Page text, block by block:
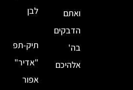
ואתם
הדבקים
בה'
אלהיכם
לבן
תיק-תפ
"אדיר"
אפור